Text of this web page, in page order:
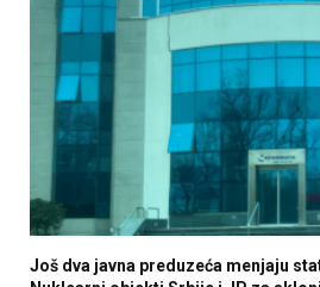
Još dva javna preduzeća menjaju